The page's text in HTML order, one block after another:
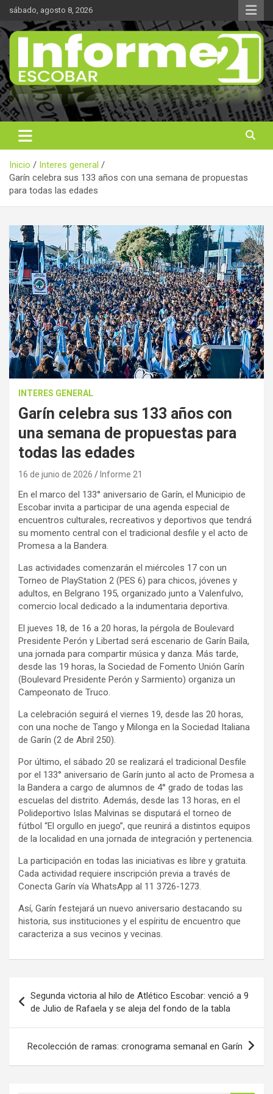
Saltar
contenido
sábado, agosto 8, 2026
Informe 21
Noticas reales
Inicio
Interes general
Garín celebra sus 133 años con una semana de propuestas
para todas las edades
INTERES GENERAL
Garín celebra sus 133 años con
una semana de propuestas para
todas las edades
16 de junio de 2026 Informe 21
En el marco del 133° aniversario de Garín, el Municipio de
Escobar invita a participar de una agenda especial de
encuentros culturales, recreativos y deportivos que tendrá
su momento central con el tradicional desfile y el acto de
Promesa a la Bandera.
Las actividades comenzarán el miércoles 17 con un
Torneo de PlayStation 2 (PES 6) para chicos, jóvenes y
adultos, en Belgrano 195, organizado junto a Valenfulvo,
comercio local dedicado a la indumentaria deportiva.
El jueves 18, de 16 a 20 horas, la pérgola de Boulevard
Presidente Perón y Libertad será escenario de Garín Baila,
una jornada para compartir música y danza. Más tarde,
desde las 19 horas, la Sociedad de Fomento Unión Garín
(Boulevard Presidente Perón y Sarmiento) organiza un
Campeonato de Truco.
La celebración seguirá el viernes 19, desde las 20 horas,
con una noche de Tango y Milonga en la Sociedad Italiana
de Garín (2 de Abril 250).
Por último, el sábado 20 se realizará el tradicional Desfile
por el 133° aniversario de Garín junto al acto de Promesa a
la Bandera a cargo de alumnos de 4° grado de todas las
escuelas del distrito. Además, desde las 13 horas, en el
Polideportivo Islas Malvinas se disputará el torneo de
fútbol “El orgullo en juego”, que reunirá a distintos equipos
de la localidad en una jornada de integración y pertenencia.
La participación en todas las iniciativas es libre y gratuita.
Cada actividad requiere inscripción previa a través de
Conecta Garín vía WhatsApp al 11 3726-1273.
Así, Garín festejará un nuevo aniversario destacando su
historia, sus instituciones y el espíritu de encuentro que
caracteriza a sus vecinos y vecinas.
de
entradas
Segunda victoria al hilo de Atlético Escobar: venció a 9
de Julio de Rafaela y se aleja del fondo de la tabla
Recolección de ramas: cronograma semanal en Garín